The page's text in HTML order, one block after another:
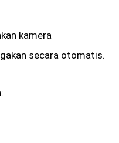
kamera
secara otomatis.